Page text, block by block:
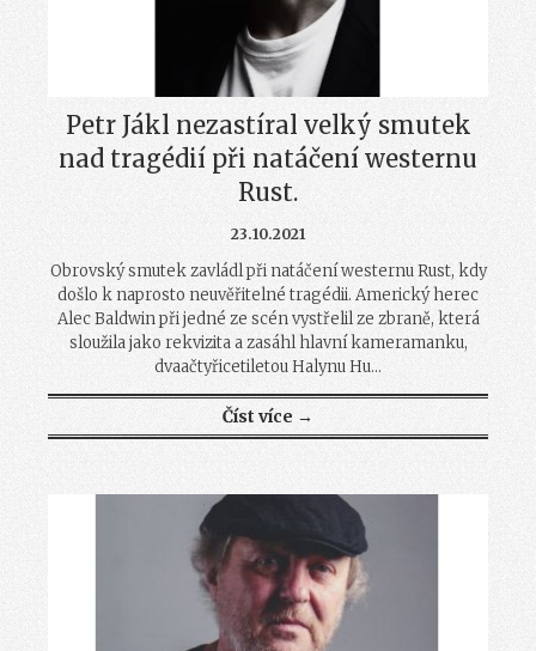
Petr Jákl nezastíral velký smutek
nad tragédií při natáčení westernu
Rust.
23.10.2021
Obrovský smutek zavládl při natáčení westernu Rust, kdy
došlo k naprosto neuvěřitelné tragédii. Americký herec
Alec Baldwin při jedné ze scén vystřelil ze zbraně, která
sloužila jako rekvizita a zasáhl hlavní kameramanku,
dvaačtyřicetiletou Halynu Hu...
Číst více →